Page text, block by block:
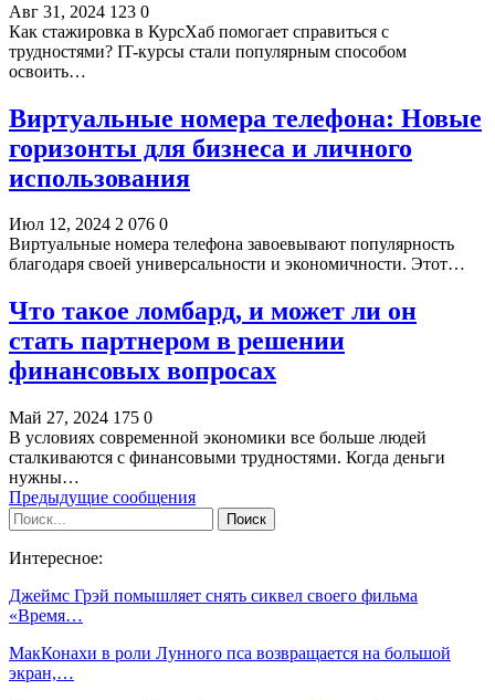
Авг 31, 2024 123 0
Как стажировка в КурсХаб помогает справиться с
трудностями? IT-курсы стали популярным способом
освоить…
Виртуальные номера телефона: Новые
горизонты для бизнеса и личного
использования
Июл 12, 2024 2 076 0
Виртуальные номера телефона завоевывают популярность
благодаря своей универсальности и экономичности. Этот…
Что такое ломбард, и может ли он
стать партнером в решении
финансовых вопросах
Май 27, 2024 175 0
В условиях современной экономики все больше людей
сталкиваются с финансовыми трудностями. Когда деньги
нужны…
Предыдущие сообщения
Интересное:
Джеймс Грэй помышляет снять сиквел своего фильма
«Время…
МакКонахи в роли Лунного пса возвращается на большой
экран,…